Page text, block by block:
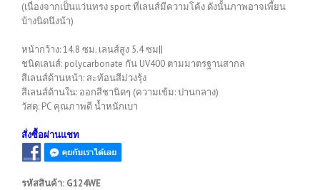
(เนื่องจากเป็นแว่นทรง sport ที่เลนส์มีความโค้ง ดังนั้นภาพอาจเพี้ยน
บ้างนิดนึงน้า)
หน้ากว้าง: 14.8 ซม. เลนส์สูง 5.4 ซม||
ชนิดเลนส์: polycarbonate กัน UV400 ตามมาตรฐานสากล
สีเลนส์ด้านหน้า: สะท้อนสีม่วงรุ้ง
สีเลนส์ด้านใน: ออกสีชานิดๆ (ความเข้ม: ปานกลาง)
วัสดุ: PC คุณภาพดี น้ำหนักเบา
สั่งซื้อผ่านแชท
รหัสสินค้า: G124WE